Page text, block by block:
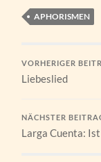
APHORISMEN
VORHERIGER
Liebeslied
NÄCHSTER
Larga Cuenta: